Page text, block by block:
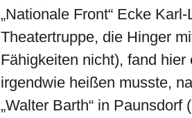
„Nationale Front“ Ecke
Theatertruppe, die Hinger
Fähigkeiten nicht), fand
irgendwie heißen musste,
„Walter Barth“ in Paunsdorf